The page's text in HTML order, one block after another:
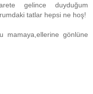
gelince duyduğum
tatlar hepsi ne hoş!
mamaya,ellerine gönlüne